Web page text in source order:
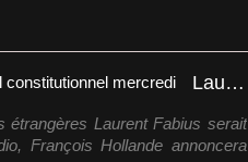
Laurent Fabius serait nommé président du Conseil constitutionnel mercredi
étrangères Laurent Fabius serait
François Hollande annoncera